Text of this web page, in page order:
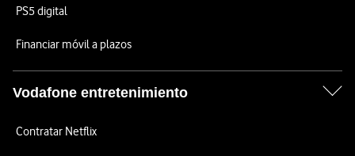
PS5 digital
Financiar móvil a plazos
Vodafone entretenimiento
Contratar Netflix